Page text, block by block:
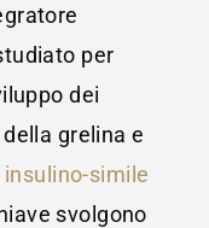
per
dei
grelina e
simile
svolgono